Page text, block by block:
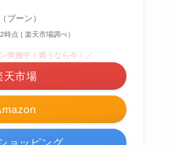
ブーン）
点 | 楽天市場調べ）
実施中！買うなら今！／
天市場
ョッピング